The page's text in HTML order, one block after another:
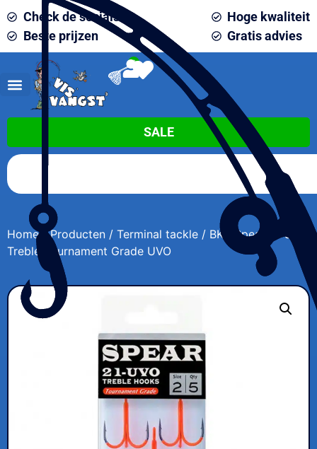
Check de socials
Beste prijzen
Hoge kwaliteit
Gratis advies
0
SALE
Home/Producten / Terminal tackle / BKK Spear 21 SS
Treble Tournament Grade UVO